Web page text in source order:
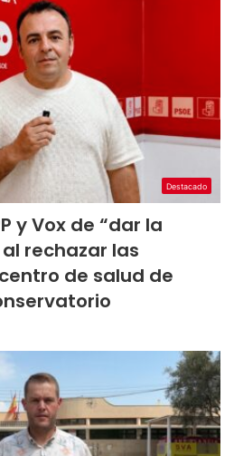
Destacado
y Vox de “dar la
rechazar las
de salud de